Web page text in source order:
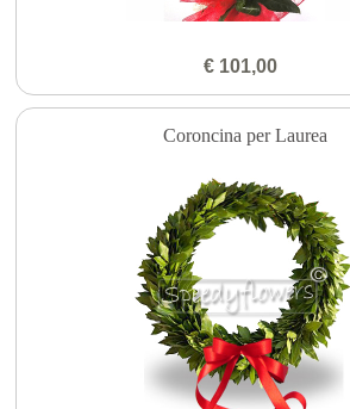
€ 101,00
Coroncina per Laurea